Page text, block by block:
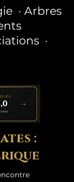
· Arbres
·
: